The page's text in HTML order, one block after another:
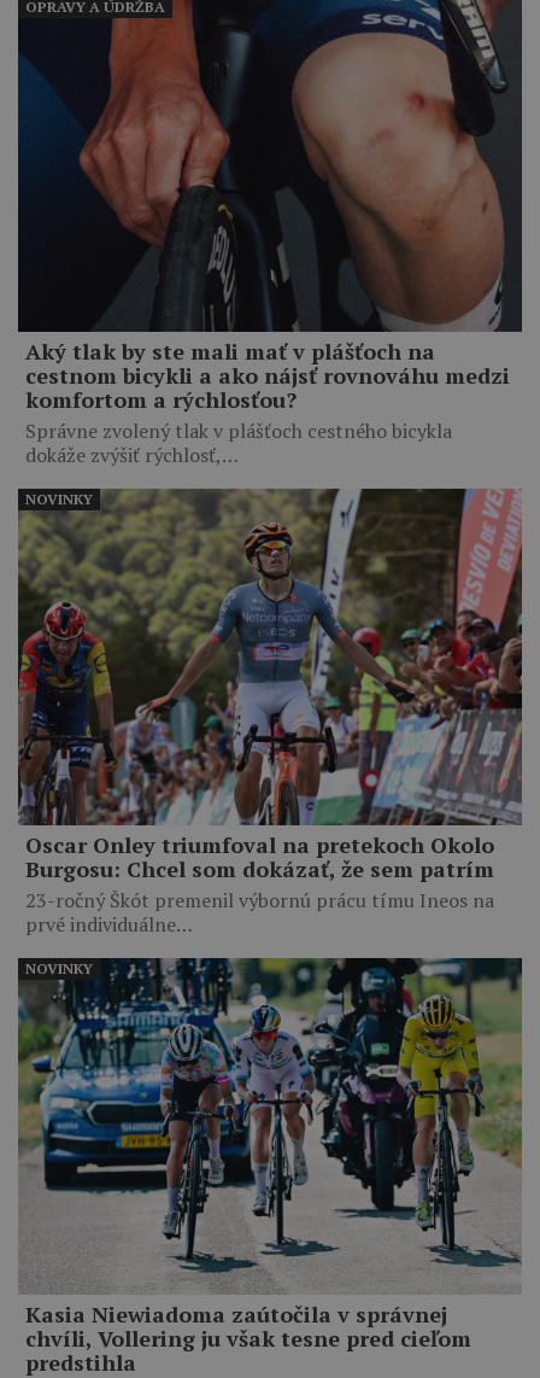
Aký tlak by ste mali mať v plášťoch na
cestnom bicykli a ako nájsť rovnováhu medzi
komfortom a rýchlosťou?
Správne zvolený tlak v plášťoch cestného bicykla
dokáže zvýšiť rýchlosť,…
OPRAVY A ÚDRŽBA
Oscar Onley triumfoval na pretekoch Okolo
Burgosu: Chcel som dokázať, že sem patrím
23-ročný Škót premenil výbornú prácu tímu Ineos na
prvé individuálne…
NOVINKY
Kasia Niewiadoma zaútočila v správnej
chvíli, Vollering ju však tesne pred cieľom
predstihla
NOVINKY